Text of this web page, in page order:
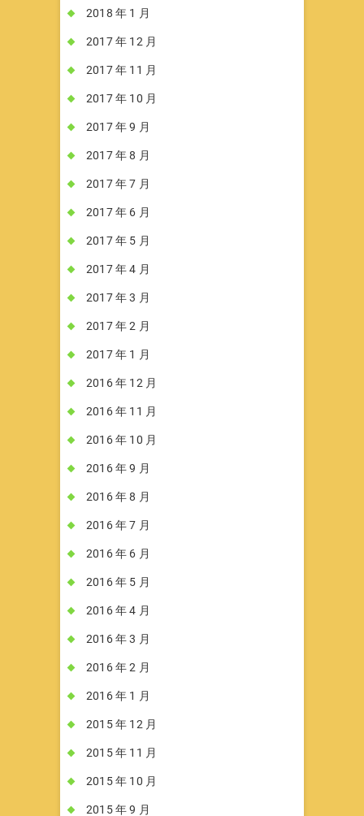
2018 年 1 月
2017 年 12 月
2017 年 11 月
2017 年 10 月
2017 年 9 月
2017 年 8 月
2017 年 7 月
2017 年 6 月
2017 年 5 月
2017 年 4 月
2017 年 3 月
2017 年 2 月
2017 年 1 月
2016 年 12 月
2016 年 11 月
2016 年 10 月
2016 年 9 月
2016 年 8 月
2016 年 7 月
2016 年 6 月
2016 年 5 月
2016 年 4 月
2016 年 3 月
2016 年 2 月
2016 年 1 月
2015 年 12 月
2015 年 11 月
2015 年 10 月
2015 年 9 月